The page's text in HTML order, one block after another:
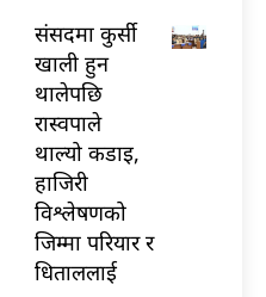
संसदमा कुर्सी
खाली हुन
थालेपछि
रास्वपाले
थाल्यो कडाइ,
हाजिरी
विश्लेषणको
जिम्मा परियार र
धिताललाई